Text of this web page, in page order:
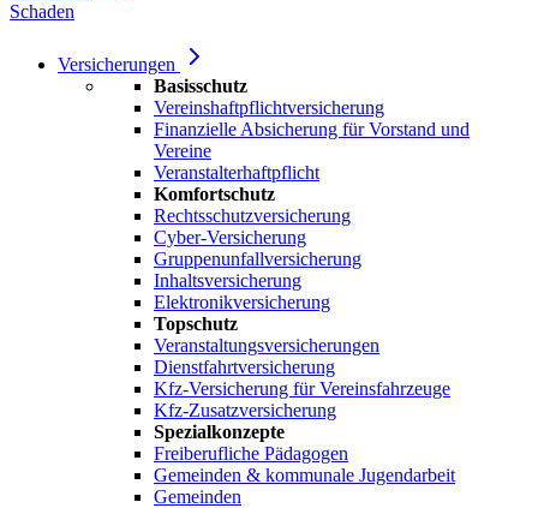
Schaden
Versicherungen
Basisschutz
Vereinshaftpflichtversicherung
Finanzielle Absicherung für Vorstand und
Vereine
Veranstalterhaftpflicht
Komfortschutz
Rechtsschutzversicherung
Cyber-Versicherung
Gruppenunfallversicherung
Inhaltsversicherung
Elektronikversicherung
Topschutz
Veranstaltungsversicherungen
Dienstfahrtversicherung
Kfz-Versicherung für Vereinsfahrzeuge
Kfz-Zusatzversicherung
Spezialkonzepte
Freiberufliche Pädagogen
Gemeinden & kommunale Jugendarbeit
Gemeinden